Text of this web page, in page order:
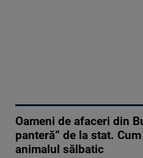
Oameni de afaceri din
panteră” de la stat.
animalul sălbatic